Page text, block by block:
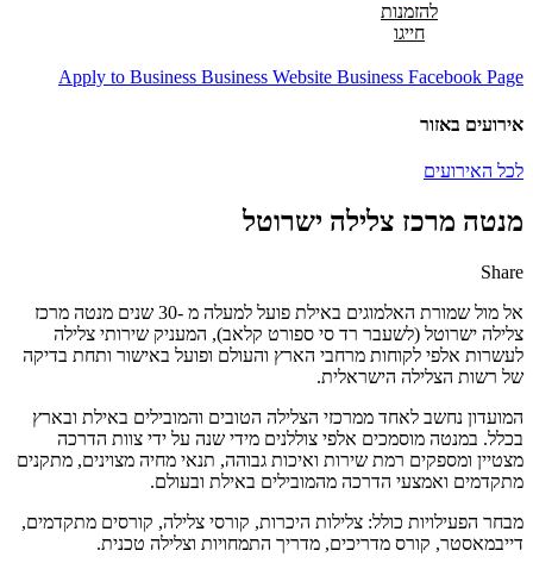
להזמנות
חייגו
Apply to Business Business Website Business Facebook Page
אירועים באזור
לכל האירועים
מנטה מרכז צלילה ישרוטל
Share
Email
Twitter
Google
Plus
Facebook
אל מול שמורת האלמוגים באילת פועל למעלה מ -30 שנים מנטה מרכז
צלילה ישרוטל (לשעבר רד סי ספורט קלאב), המעניק שירותי צלילה
לעשרות אלפי לקוחות מרחבי הארץ והעולם ופועל באישור ותחת בדיקה
של רשות הצלילה הישראלית.
המועדון נחשב לאחד ממרכזי הצלילה הטובים והמובילים באילת ובארץ
בכלל. במנטה מוסמכים אלפי צוללנים מידי שנה על ידי צוות הדרכה
מצטיין ומספקים רמת שירות ואיכות גבוהה, תנאי מחיה מצוינים, מתקנים
מתקדמים ואמצעי הדרכה מהמובילים באילת ובעולם.
מבחר הפעילויות כולל: צלילות היכרות, קורסי צלילה, קורסים מתקדמים,
דייבמאסטר, קורס מדריכים, מדריך התמחויות וצלילה טכנית.